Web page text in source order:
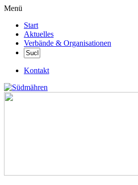
Menü
Start
Aktuelles
Verbände & Organisationen
Kontakt